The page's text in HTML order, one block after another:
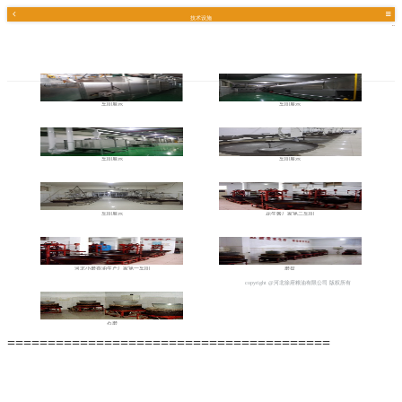
技术设施
车间展示 车间展示
车间展示 车间展示
车间展示 花生酱厂家第二车间
河北小磨香油生产厂家第一车间 磨盘
石磨
copyright @河北徐府粮油有限公司 版权所有
========================================